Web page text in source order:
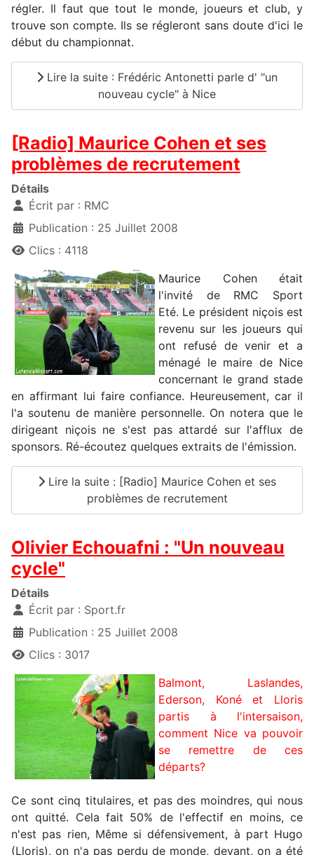
régler. Il faut que tout le monde, joueurs et club, y
trouve son compte. Ils se régleront sans doute d'ici le
début du championnat.
Lire la suite : Frédéric Antonetti parle d' "un
nouveau cycle" à Nice
[Radio] Maurice Cohen et ses
problèmes de recrutement
Détails
Écrit par : RMC
Publication : 25 Juillet 2008
Clics : 4118
Maurice Cohen était
l'invité de RMC Sport
Eté. Le président niçois est
revenu sur les joueurs qui
ont refusé de venir et a
ménagé le maire de Nice
concernant le grand stade
en affirmant lui faire confiance. Heureusement, car il
l'a soutenu de manière personnelle. On notera que le
dirigeant niçois ne s'est pas attardé sur l'afflux de
sponsors. Ré-écoutez quelques extraits de l'émission.
Lire la suite : [Radio] Maurice Cohen et ses
problèmes de recrutement
Olivier Echouafni : "Un nouveau
cycle"
Détails
Écrit par : Sport.fr
Publication : 25 Juillet 2008
Clics : 3017
Balmont, Laslandes,
Ederson, Koné et Lloris
partis à l'intersaison,
comment Nice va pouvoir
se remettre de ces
départs?
Ce sont cinq titulaires, et pas des moindres, qui nous
ont quitté. Cela fait 50% de l'effectif en moins, ce
n'est pas rien, Même si défensivement, à part Hugo
(Lloris), on n'a pas perdu de monde, devant, on a été